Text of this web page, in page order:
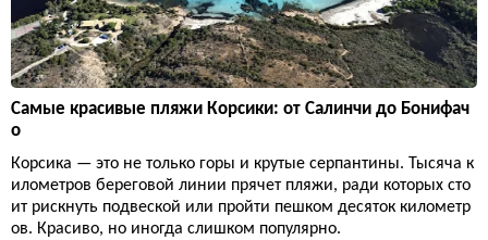
Самые красивые пляжи Корсики: от Салинчи до Бонифач
о
Корсика — это не только горы и крутые серпантины. Тысяча к
илометров береговой линии прячет пляжи, ради которых сто
ит рискнуть подвеской или пройти пешком десяток километр
ов. Красиво, но иногда слишком популярно.